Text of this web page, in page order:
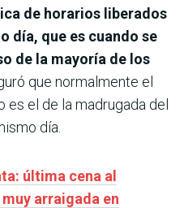
de horarios liberados
día, que es cuando se
de la mayoría de los
que normalmente el
es el de la madrugada del
día.
última cena al
arraigada en